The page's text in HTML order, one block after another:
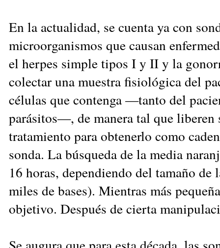
En la actualidad, se cuenta ya con
microorganismos que causan
el herpes simple tipos I y II y la
colectar una muestra fisiológica del
células que contenga —tanto del
parásitos—, de manera tal que
tratamiento para obtenerlo como
sonda. La búsqueda de la media
16 horas, dependiendo del tamaño de
miles de bases). Mientras más
objetivo. Después de cierta